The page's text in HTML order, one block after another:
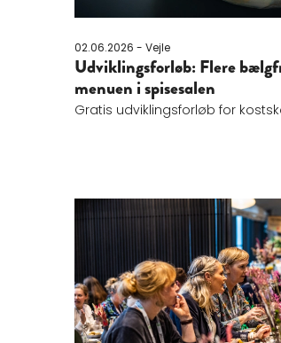
02.06.2026 - Vejle
Udviklingsforløb: Flere
menuen i spisesalen
Gratis udviklingsforløb for
Læs mere om